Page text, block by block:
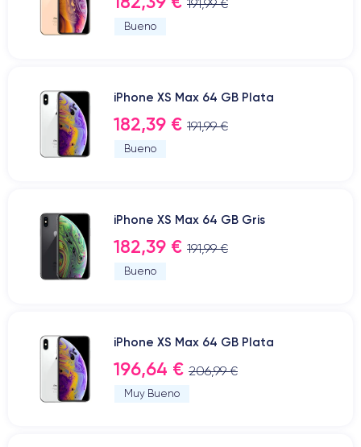
191,99 €
Bueno
iPhone XS Max 64 GB Plata
182,39 € 191,99 €
Bueno
iPhone XS Max 64 GB Gris
182,39 € 191,99 €
Bueno
iPhone XS Max 64 GB Plata
196,64 € 206,99 €
Muy Bueno